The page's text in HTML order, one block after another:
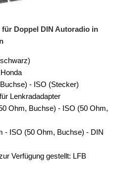
Doppel DIN Autoradio in
- ISO (Stecker)
Lenkradadapter
Ohm, Buchse) - ISO (50 Ohm,
- ISO (50 Ohm, Buchse) - DIN
Verfügung gestellt: LFB